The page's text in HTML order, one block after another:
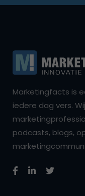
Marketingfacts is
iedere dag vers.
podcasts, blogs,